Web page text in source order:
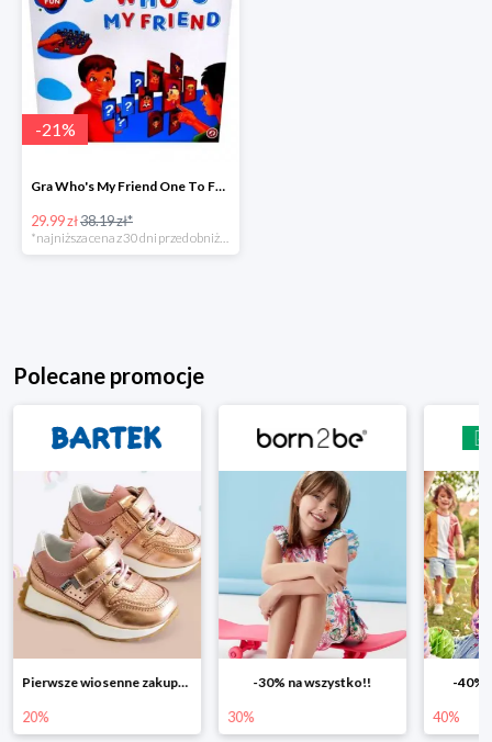
-21%
Gra Who's My Friend One To Fun w super cenie
29.99 zł38.19 zł*
Polecane promocje
-30% na wszystko!! -40% na drugą sztukę